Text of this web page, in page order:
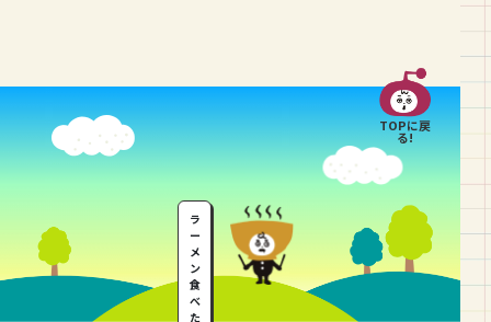
TOPに戻
る!
ラ
ー
メ
ン
食
べ
た